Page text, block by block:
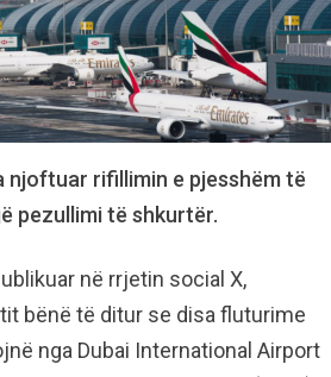
njoftuar rifillimin e pjesshëm të
pezullimi të shkurtër.
në rrjetin social X,
bënë të ditur se disa fluturime
nga Dubai International Airport